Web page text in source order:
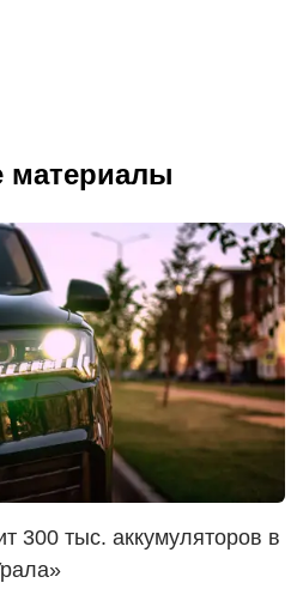
материалы
300 тыс. аккумуляторов в